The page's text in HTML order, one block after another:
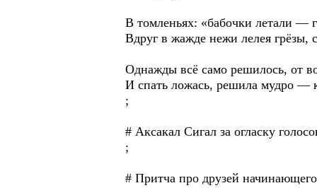
В томленьях: «бабочки летали
Вдруг в жажде нежи лелея грёзы,
Однажды всё само решилось, от
И спать ложась, решила мудро —
;
# Аксакал Сигал за огласку
;
# Притча про друзей начинающего